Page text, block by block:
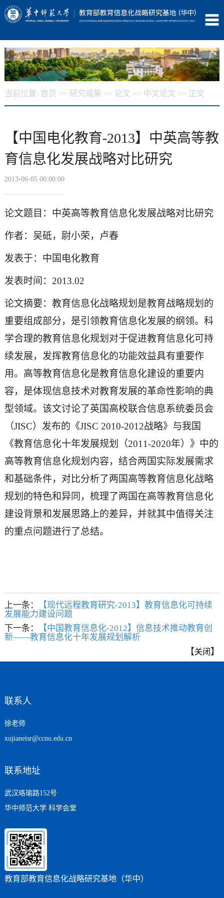
当前位置: 首页 >> 研究成果 >> 论文 >> 中文论文 >> 正文
【中国电化教育-2013】中英高等教
育信息化发展战略对比研究
2013-06-05 00:00:00
论文题目：中英高等教育信息化发展战略对比研究
作者：吴砥，尉小荣，卢春
发表于：中国电化教育
发表时间：2013.02
论文摘要：教育信息化战略规划是教育战略规划的
重要组成部分，是引领教育信息化发展的纲领。科
学合理的教育信息化规划对于促进教育信息化可持
续发展，发挥教育信息化的功能效益具有重要作
用。高等教育信息化是教育信息化建设的重要内
容，是体现信息技术对教育发展的革命性影响的典
型领域。该文讨论了英国高校联合信息系统委员会
（JISC）发布的《JISC 2010-2012战略》与我国
《教育信息化十年发展规划（2011-2020年）》中的
高等教育信息化规划内容，结合两国实际发展需求
和基础条件，对比分析了两国高等教育信息化战略
规划的特色和异同，梳理了两国在高等教育信息化
建设背景和发展思路上的差异，并就其中值得关注
的重点问题进行了总结。
上一条：
【现代远程教育研究-2013】教育信息化可持续
发展能力建设问题
下一条：
【中国教育信息化-2012】信息技术推动教育创
新——教育信息化十年发展规划解析
【关闭 】
联系人
徐老师
xujianeisr@ccnu.edu.cn
联系地址
武汉珞瑜路152号
华中师范大学 科学会堂
教育部教育信息化战略研究基地（华中）